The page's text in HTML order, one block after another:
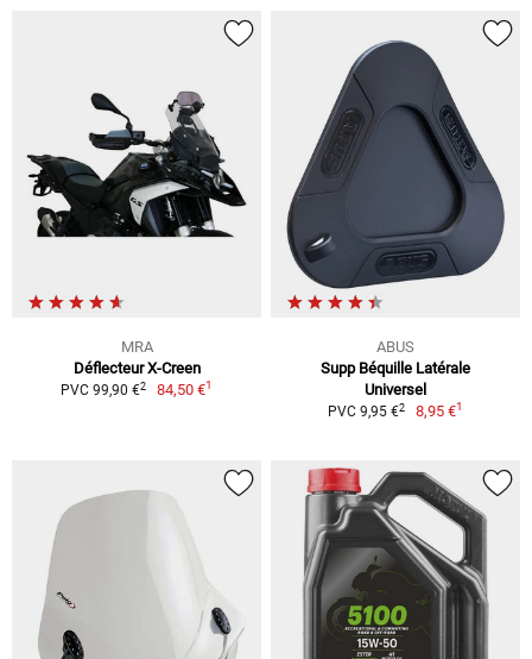
MRA
Déflecteur X-Creen
PVC 99,90 €2 84,50 €1
ABUS
Supp Béquille Latérale
Universel
PVC 9,95 €2 8,95 €1